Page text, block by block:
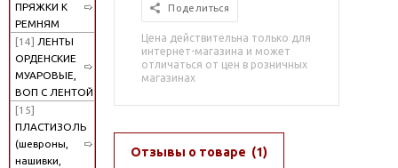
ПРЯЖКИ К
РЕМНЯМ
[14] ЛЕНТЫ
ОРДЕНСКИЕ
МУАРОВЫЕ,
ВОП С ЛЕНТОЙ
[15]
ПЛАСТИЗОЛЬ
(шевроны,
нашивки,
Поделиться
Цена действительна только для
интернет-магазина и может
отличаться от цен в розничных
магазинах
Отзывы о товаре (1)